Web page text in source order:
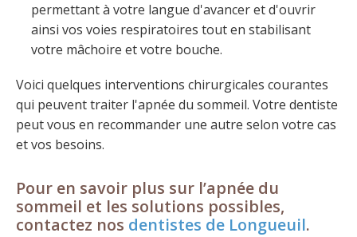
permettant à votre langue d'avancer et d'ouvrir
ainsi vos voies respiratoires tout en stabilisant
votre mâchoire et votre bouche.
Voici quelques interventions chirurgicales courantes
qui peuvent traiter l'apnée du sommeil. Votre dentiste
peut vous en recommander une autre selon votre cas
et vos besoins.
Pour en savoir plus sur l’apnée du
sommeil et les solutions possibles,
contactez nos dentistes de Longueuil.